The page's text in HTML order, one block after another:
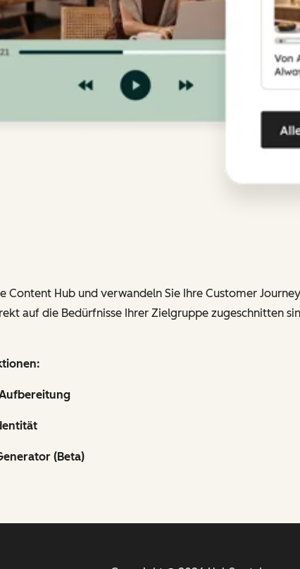
Content Hub und verwandeln Sie Ihre Customer
auf die Bedürfnisse Ihrer Zielgruppe zugeschnitten
(Beta)